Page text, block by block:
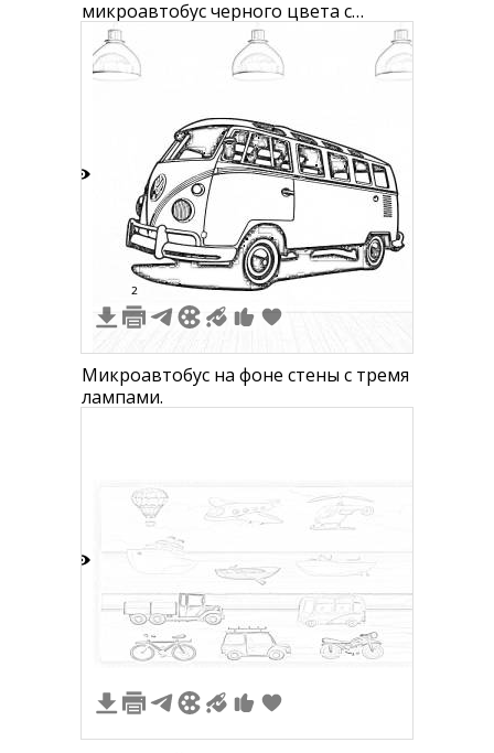
микроавтобус черного цвета с
серебристым нижним обрамлением,
боковые пороги, запасное колесо,
задние фонари
2
Микроавтобус на фоне стены с тремя
лампами.